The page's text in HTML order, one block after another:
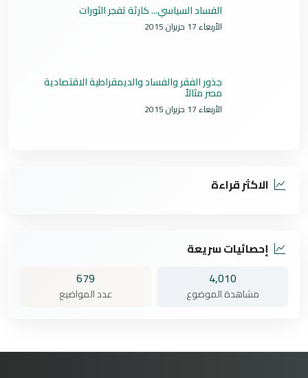
الفساد السياسي... كارثة تفجر الثورات
الأربعاء 17 حزيران 2015
جذور الفقر والفساد والديمقراطية الاقتصادية
مصر مثالاً
الأربعاء 17 حزيران 2015
الاكثر قراءة
إحصائيات سريعة
4,010
مشاهدة الموضوع
679
عدد المواضيع